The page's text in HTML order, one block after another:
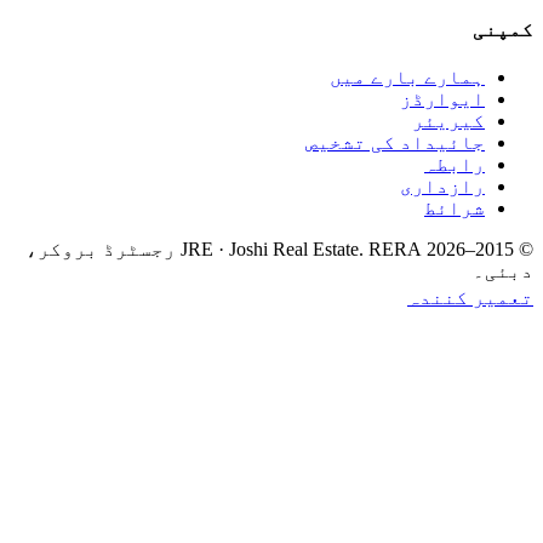
ہمارے بارے میں
ایوارڈز
کیریئر
جائیداد کی تشخیص
رابطہ
رازداری
شرائط
2026
JRE · Joshi Real Estate.
RERA رجسٹرڈ بروکر،
کنندہ